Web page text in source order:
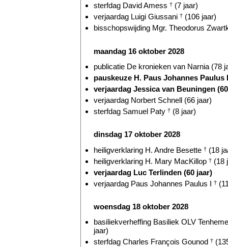
sterfdag David Amess † (7 jaar)
verjaardag Luigi Giussani † (106 jaar)
bisschopswijding Mgr. Theodorus
maandag 16 oktober 2028
publicatie De kronieken van Narnia (78
pauskeuze H. Paus Johannes Paulus
verjaardag Jessica van Beuningen
verjaardag Norbert Schnell (66 jaar)
sterfdag Samuel Paty † (8 jaar)
dinsdag 17 oktober 2028
heiligverklaring H. Andre Besette † (18
heiligverklaring H. Mary MacKillop † (18
verjaardag Luc Terlinden (60 jaar)
verjaardag Paus Johannes Paulus I †
woensdag 18 oktober 2028
basiliekverheffing Basiliek OLV
jaar)
sterfdag Charles François Gounod †